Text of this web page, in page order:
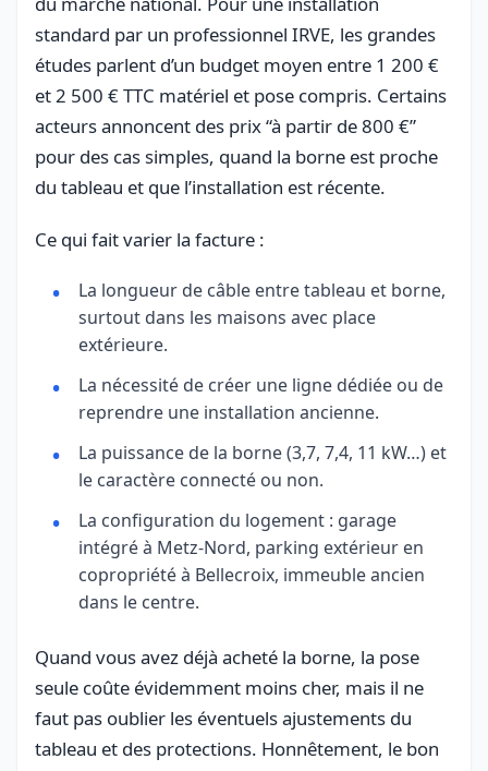
standard par un professionnel IRVE, les grandes
études parlent d’un budget moyen entre 1 200 €
et 2 500 € TTC matériel et pose compris. Certains
acteurs annoncent des prix “à partir de 800 €”
pour des cas simples, quand la borne est proche
du tableau et que l’installation est récente.
Ce qui fait varier la facture :
La longueur de câble entre tableau et borne,
surtout dans les maisons avec place
extérieure.
La nécessité de créer une ligne dédiée ou de
reprendre une installation ancienne.
La puissance de la borne (3,7, 7,4, 11 kW…) et
le caractère connecté ou non.
La configuration du logement : garage
intégré à Metz-Nord, parking extérieur en
copropriété à Bellecroix, immeuble ancien
dans le centre.
Quand vous avez déjà acheté la borne, la pose
seule coûte évidemment moins cher, mais il ne
faut pas oublier les éventuels ajustements du
tableau et des protections. Honnêtement, le bon